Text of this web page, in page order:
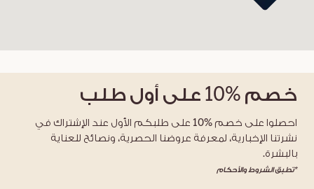
خصم %10 على أول طلب
احصلوا على خصم %10 على طلبكم الأول عند الإشتراك في
نشرتنا الإخبارية، لمعرفة عروضنا الحصرية، ونصائح للعناية
بالبشرة.
*تطبق الشروط والأحكام